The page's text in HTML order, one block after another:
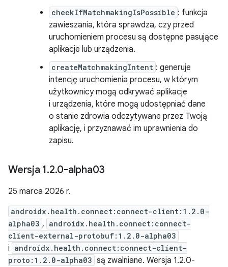
checkIfMatchmakingIsPossible : funkcja
zawieszania, która sprawdza, czy przed
uruchomieniem procesu są dostępne pasujące
aplikacje lub urządzenia.
createMatchmakingIntent : generuje
intencję uruchomienia procesu, w którym
użytkownicy mogą odkrywać aplikacje
i urządzenia, które mogą udostępniać dane
o stanie zdrowia odczytywane przez Twoją
aplikację, i przyznawać im uprawnienia do
zapisu.
Wersja 1.2.0-alpha03
25 marca 2026 r.
androidx.health.connect:connect-client:1.2.0-
alpha03 , androidx.health.connect:connect-
client-external-protobuf:1.2.0-alpha03
i androidx.health.connect:connect-client-
proto:1.2.0-alpha03 są zwalniane. Wersja 1.2.0-